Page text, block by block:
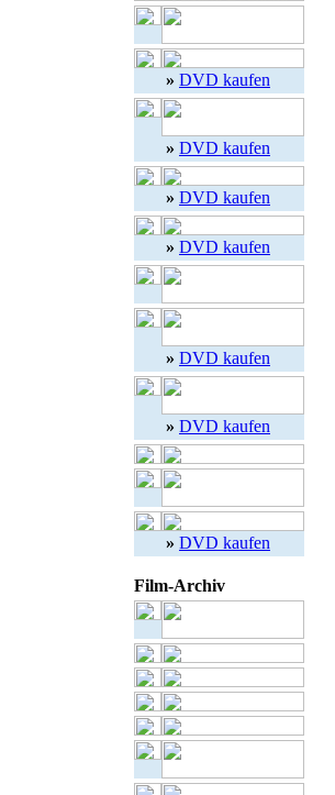
» DVD kaufen
» DVD kaufen
» DVD kaufen
» DVD kaufen
» DVD kaufen
» DVD kaufen
» DVD kaufen
Film-Archiv